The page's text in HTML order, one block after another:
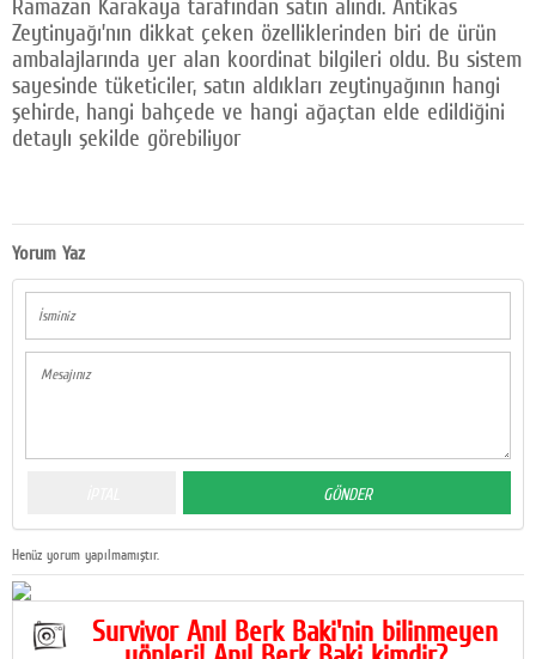
Ramazan Karakaya tarafından satın alındı. Antikas
Zeytinyağı’nın dikkat çeken özelliklerinden biri de ürün
ambalajlarında yer alan koordinat bilgileri oldu. Bu sistem
sayesinde tüketiciler, satın aldıkları zeytinyağının hangi
şehirde, hangi bahçede ve hangi ağaçtan elde edildiğini
detaylı şekilde görebiliyor
Yorum Yaz
Henüz yorum yapılmamıştır.
Survivor Anıl Berk Baki'nin bilinmeyen